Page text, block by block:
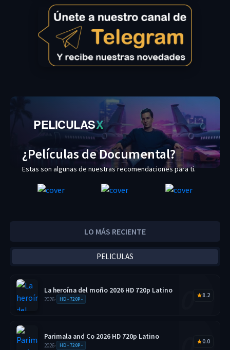
PELICULASX
¿Películas de Documental?
Estas son algunas de nuestras recomendaciones para ti.
LO MÁS RECIENTE
PELICULAS
La heroína del moño 2026 HD 720p Latino
2026• HD - 720P -
8.2
Parimala and Co 2026 HD 720p Latino
2026• HD - 720P -
0.0